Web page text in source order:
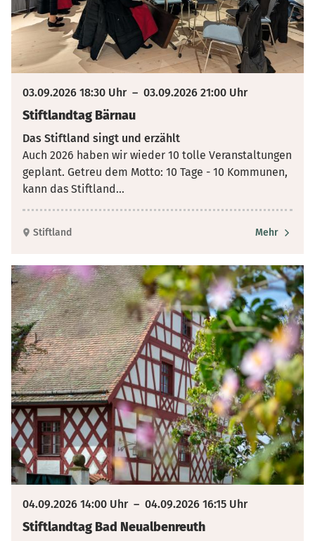
03.09.2026 18:30 Uhr– 03.09.2026 21:00 Uhr
Stiftlandtag Bärnau
Das Stiftland singt und erzählt
Auch 2026 haben wir wieder 10 tolle Veranstaltungen
geplant. Getreu dem Motto: 10 Tage - 10 Kommunen,
kann das Stiftland...
Stiftland Mehr
04.09.2026 14:00 Uhr– 04.09.2026 16:15 Uhr
Stiftlandtag Bad Neualbenreuth